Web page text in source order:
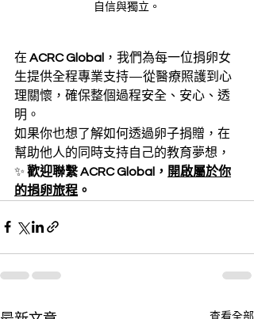
自信與獨立。
在 ACRC Global ，我們為每一位捐卵女
生提供全程專業支持—從醫療照護到心
理關懷，確保整個過程安全、安心、透
明。
如果你也想了解如何透過卵子捐贈，在
幫助他人的同時支持自己的教育夢想，
✨ 歡迎聯繫 ACRC Global， 開啟屬於你
的捐卵旅程 。
查看全部